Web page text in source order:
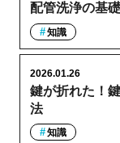
配管洗浄の基
知識
鍵が折れた！
法
2026.01.26
知識